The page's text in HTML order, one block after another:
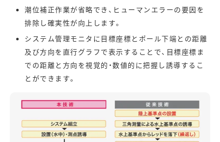
潮位補正作業が省略でき、ヒューマンエラーの要因を
排除し確実性が向上します。
システム管理モニタに目標座標とポール下端との距離
及び方向を直行グラフで表示することで、目標座標ま
での距離と方向を視覚的・数値的に把握し誘導するこ
とができます。